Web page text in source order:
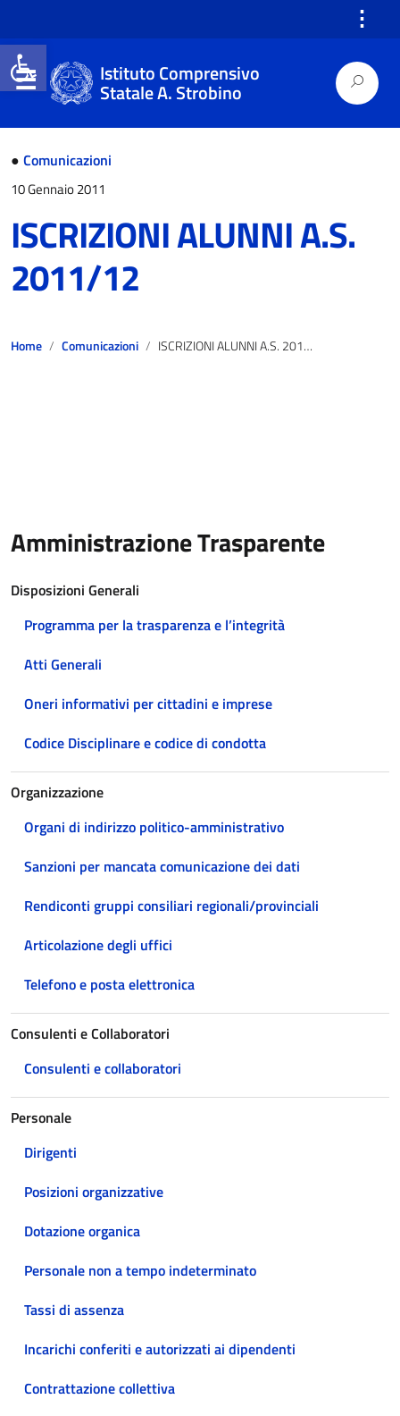
Open toolbar
⋮
Istituto Comprensivo
Statale A. Strobino
● Comunicazioni
10 Gennaio 2011
ISCRIZIONI ALUNNI A.S.
2011/12
Home Comunicazioni ISCRIZIONI ALUNNI A.S. 2011/12
Amministrazione Trasparente
Disposizioni Generali
Programma per la trasparenza e l’integrità
Atti Generali
Oneri informativi per cittadini e imprese
Codice Disciplinare e codice di condotta
Organizzazione
Organi di indirizzo politico-amministrativo
Sanzioni per mancata comunicazione dei dati
Rendiconti gruppi consiliari regionali/provinciali
Articolazione degli uffici
Telefono e posta elettronica
Consulenti e Collaboratori
Consulenti e collaboratori
Personale
Dirigenti
Posizioni organizzative
Dotazione organica
Personale non a tempo indeterminato
Tassi di assenza
Incarichi conferiti e autorizzati ai dipendenti
Contrattazione collettiva